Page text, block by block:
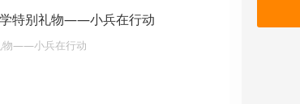
特别礼物——小兵在行动
物——小兵在行动